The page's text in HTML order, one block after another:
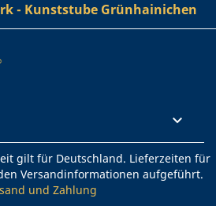
- Kunststube Grünhainichen

gilt für Deutschland. Lieferzeiten für
Versandinformationen aufgeführt.
und Zahlung